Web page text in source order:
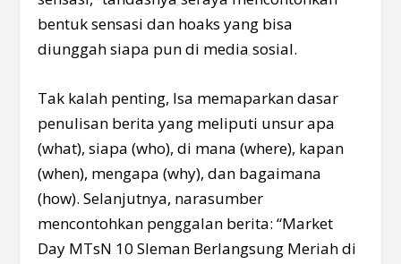
bentuk sensasi dan hoaks yang bisa
diunggah siapa pun di media sosial.
Tak kalah penting, Isa memaparkan dasar
penulisan berita yang meliputi unsur apa
(what), siapa (who), di mana (where), kapan
(when), mengapa (why), dan bagaimana
(how). Selanjutnya, narasumber
mencontohkan penggalan berita: “Market
Day MTsN 10 Sleman Berlangsung Meriah di